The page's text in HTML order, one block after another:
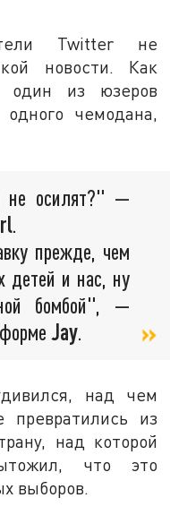
Twitter не
новости. Как
один из юзеров
чемодана,
не осилят?" —
.
прежде, чем
детей и нас, ну
бомбой", —
Jay.
над чем
превратились из
над которой
что это
выборов.